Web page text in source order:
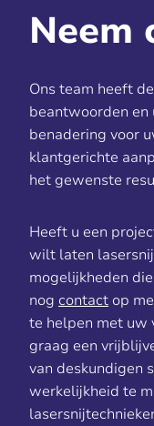
Neem
Ons team heeft
beantwoorden en
benadering voor
klantgerichte
het gewenste
Heeft u een
wilt laten
mogelijkheden
nog contact op
te helpen met uw
graag een
van deskundigen
werkelijkheid te